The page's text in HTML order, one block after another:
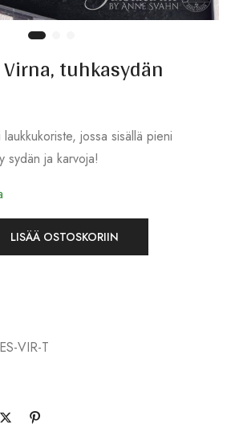
tuhkasydän
jossa sisällä pieni
sydän ja karvoja!
LISÄÄ OSTOSKORIIN
VIR-T